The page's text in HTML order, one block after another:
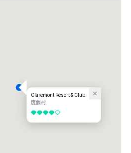
Claremont Resort & Club
度假村
4/5